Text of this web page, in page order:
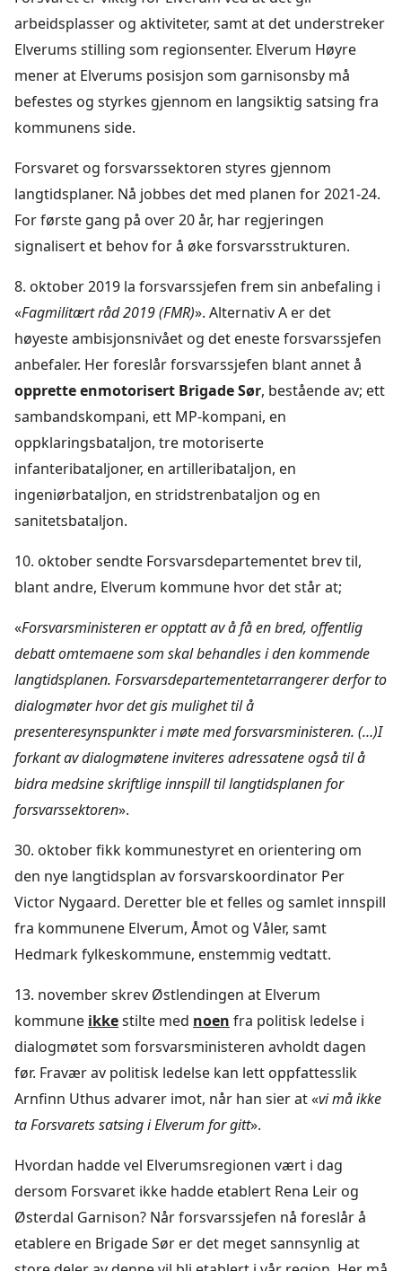
arbeidsplasser og aktiviteter, samt at det understreker
Elverums stilling som regionsenter. Elverum Høyre
mener at Elverums posisjon som garnisonsby må
befestes og styrkes gjennom en langsiktig satsing fra
kommunens side.
Forsvaret og forsvarssektoren styres gjennom
langtidsplaner. Nå jobbes det med planen for 2021-24.
For første gang på over 20 år, har regjeringen
signalisert et behov for å øke forsvarsstrukturen.
8. oktober 2019 la forsvarssjefen frem sin anbefaling i
«Fagmilitært råd 2019 (FMR)». Alternativ A er det
høyeste ambisjonsnivået og det eneste forsvarssjefen
anbefaler. Her foreslår forsvarssjefen blant annet å
opprette enmotorisert Brigade Sør, bestående av; ett
sambandskompani, ett MP-kompani, en
oppklaringsbataljon, tre motoriserte
infanteribataljoner, en artilleribataljon, en
ingeniørbataljon, en stridstrenbataljon og en
sanitetsbataljon.
10. oktober sendte Forsvarsdepartementet brev til,
blant andre, Elverum kommune hvor det står at;
«Forsvarsministeren er opptatt av å få en bred, offentlig
debatt omtemaene som skal behandles i den kommende
langtidsplanen. Forsvarsdepartementetarrangerer derfor to
dialogmøter hvor det gis mulighet til å
presenteresynspunkter i møte med forsvarsministeren. (…)I
forkant av dialogmøtene inviteres adressatene også til å
bidra medsine skriftlige innspill til langtidsplanen for
forsvarssektoren».
30. oktober fikk kommunestyret en orientering om
den nye langtidsplan av forsvarskoordinator Per
Victor Nygaard. Deretter ble et felles og samlet innspill
fra kommunene Elverum, Åmot og Våler, samt
Hedmark fylkeskommune, enstemmig vedtatt.
13. november skrev Østlendingen at Elverum
kommune ikkestilte med noen fra politisk ledelse i
dialogmøtet som forsvarsministeren avholdt dagen
før. Fravær av politisk ledelse kan lett oppfattesslik
Arnfinn Uthus advarer imot, når han sier at «vi må ikke
ta Forsvarets satsing i Elverum for gitt».
Hvordan hadde vel Elverumsregionen vært i dag
dersom Forsvaret ikke hadde etablert Rena Leir og
Østerdal Garnison? Når forsvarssjefen nå foreslår å
etablere en Brigade Sør er det meget sannsynlig at